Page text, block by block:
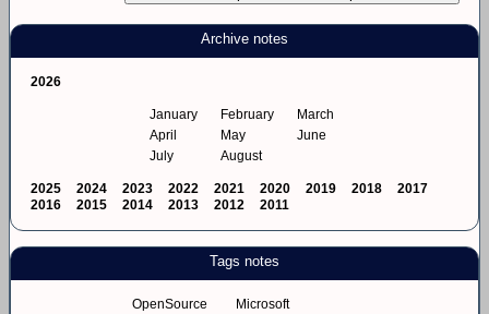
Archive notes
2026
January February
March
April
May
June
July
August
2025 2024 2023 2022 2021 2020 2019 2018
2017
2016
2015 2014 2013 2012 2011
Tags notes
OpenSource
Microsoft